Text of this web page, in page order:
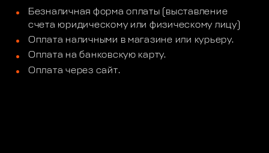
Безналичная форма оплаты (выставление
счета юридическому или физическому лицу)
Оплата наличными в магазине или курьеру.
Оплата на банковскую карту.
Оплата через сайт.